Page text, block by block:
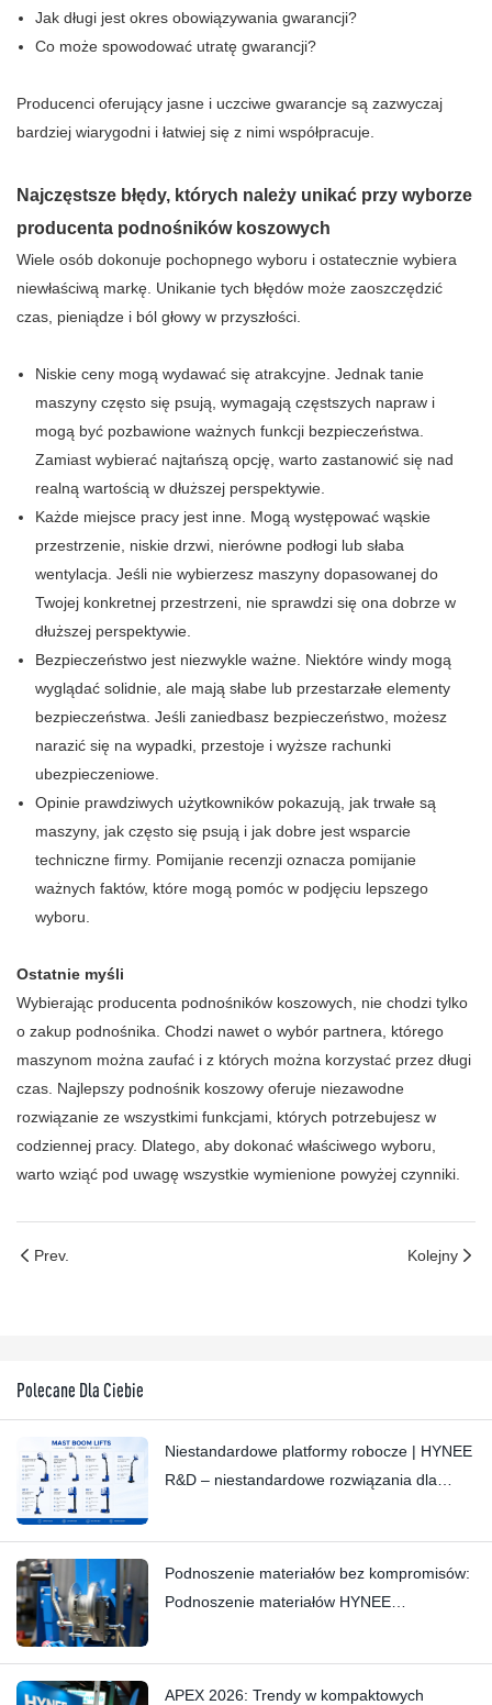
Jak długi jest okres obowiązywania gwarancji?
Co może spowodować utratę gwarancji?
Producenci oferujący jasne i uczciwe gwarancje są zazwyczaj
bardziej wiarygodni i łatwiej się z nimi współpracuje.
Najczęstsze błędy, których należy unikać przy wyborze
producenta podnośników koszowych
Wiele osób dokonuje pochopnego wyboru i ostatecznie wybiera
niewłaściwą markę. Unikanie tych błędów może zaoszczędzić
czas, pieniądze i ból głowy w przyszłości.
Niskie ceny mogą wydawać się atrakcyjne. Jednak tanie
maszyny często się psują, wymagają częstszych napraw i
mogą być pozbawione ważnych funkcji bezpieczeństwa.
Zamiast wybierać najtańszą opcję, warto zastanowić się nad
realną wartością w dłuższej perspektywie.
Każde miejsce pracy jest inne. Mogą występować wąskie
przestrzenie, niskie drzwi, nierówne podłogi lub słaba
wentylacja. Jeśli nie wybierzesz maszyny dopasowanej do
Twojej konkretnej przestrzeni, nie sprawdzi się ona dobrze w
dłuższej perspektywie.
Bezpieczeństwo jest niezwykle ważne. Niektóre windy mogą
wyglądać solidnie, ale mają słabe lub przestarzałe elementy
bezpieczeństwa. Jeśli zaniedbasz bezpieczeństwo, możesz
narazić się na wypadki, przestoje i wyższe rachunki
ubezpieczeniowe.
Opinie prawdziwych użytkowników pokazują, jak trwałe są
maszyny, jak często się psują i jak dobre jest wsparcie
techniczne firmy. Pomijanie recenzji oznacza pomijanie
ważnych faktów, które mogą pomóc w podjęciu lepszego
wyboru.
Ostatnie myśli
Wybierając producenta podnośników koszowych, nie chodzi tylko
o zakup podnośnika. Chodzi nawet o wybór partnera, którego
maszynom można zaufać i z których można korzystać przez długi
czas. Najlepszy podnośnik koszowy oferuje niezawodne
rozwiązanie ze wszystkimi funkcjami, których potrzebujesz w
codziennej pracy. Dlatego, aby dokonać właściwego wyboru,
warto wziąć pod uwagę wszystkie wymienione powyżej czynniki.
Prev. Kolejny
Polecane Dla Ciebie
Niestandardowe platformy robocze | HYNEE
R&D – niestandardowe rozwiązania dla
Podnoszenie materiałów bez kompromisów:
Podnoszenie materiałów HYNEE
kunsztowi wykonania
APEX 2026: Trendy w kompaktowych